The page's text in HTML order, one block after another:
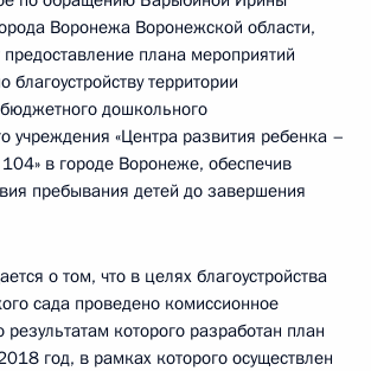
Воронежа Воронежской области,
предоставление плана мероприятий
благоустройству территории
дошкольного
учреждения «Центра развития ребенка –
в городе Воронеже, обеспечив
пребывания детей до завершения
о том, что в целях благоустройства
сада проведено комиссионное
которого разработан план
год, в рамках которого осуществлен